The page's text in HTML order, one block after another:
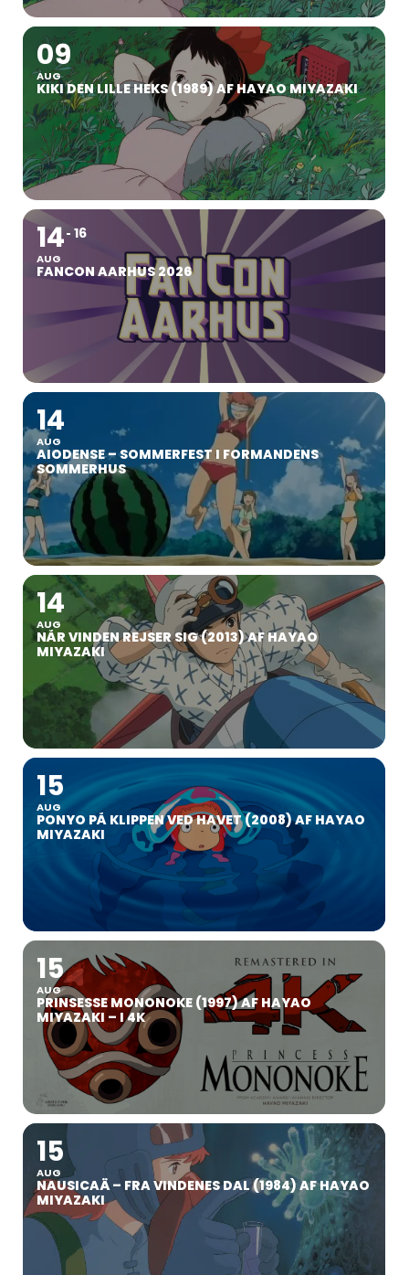
09
AUG
KIKI DEN LILLE HEKS (1989) AF HAYAO MIYAZAKI
14
AUG
16
FANCON AARHUS 2026
14
AUG
AIODENSE – SOMMERFEST I FORMANDENS
SOMMERHUS
14
AUG
NÅR VINDEN REJSER SIG (2013) AF HAYAO
MIYAZAKI
15
AUG
PONYO PÅ KLIPPEN VED HAVET (2008) AF HAYAO
MIYAZAKI
15
AUG
PRINSESSE MONONOKE (1997) AF HAYAO
MIYAZAKI – I 4K
15
AUG
NAUSICAÄ – FRA VINDENES DAL (1984) AF HAYAO
MIYAZAKI